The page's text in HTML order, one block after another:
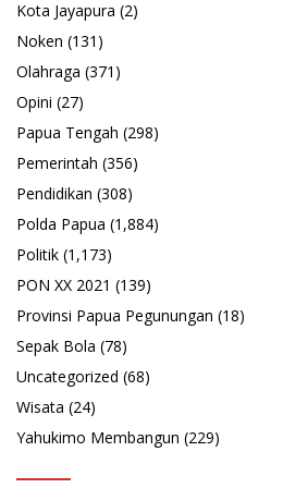
Kota Jayapura (2)
Noken (131)
Olahraga (371)
Opini (27)
Papua Tengah (298)
Pemerintah (356)
Pendidikan (308)
Polda Papua (1,884)
Politik (1,173)
PON XX 2021 (139)
Provinsi Papua Pegunungan (18)
Sepak Bola (78)
Uncategorized (68)
Wisata (24)
Yahukimo Membangun (229)